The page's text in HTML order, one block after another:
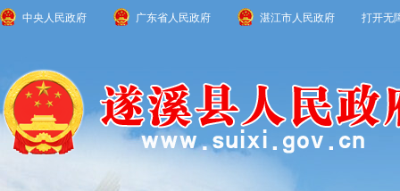
中央人民政府 广东省人民政府 湛江市人民政府 打开无